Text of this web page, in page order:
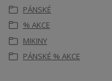
PÁNSKÉ
% AKCE
MIKINY
PÁNSKÉ % AKCE